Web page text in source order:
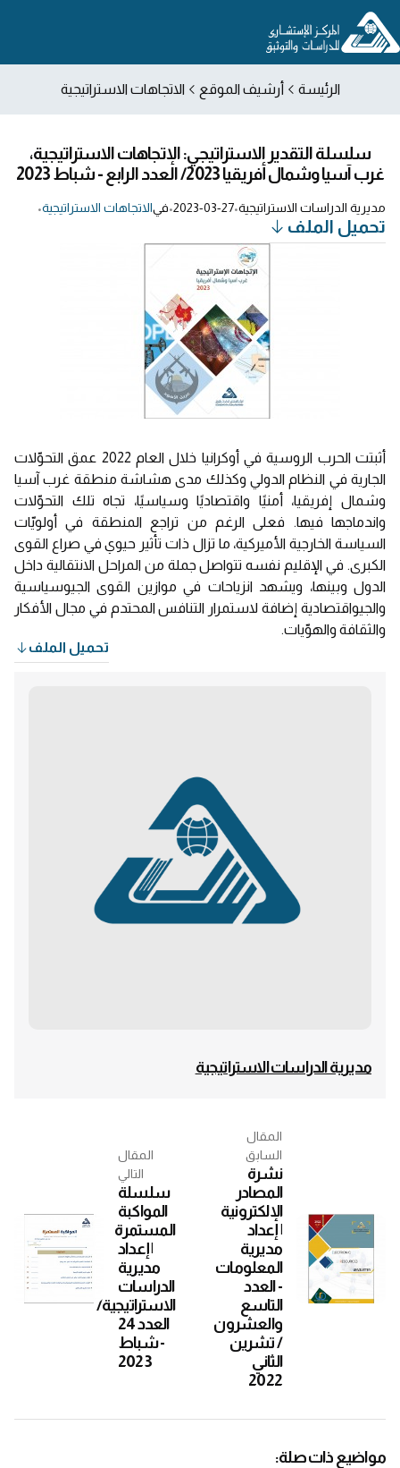
الرئيسة أرشيف الموقع الاتجاهات الاستراتيجية
سلسلة التقدير الاستراتيجي: الإتجاهات الاستراتيجية،
غرب آسيا وشمال أفريقيا 2023/ العدد الرابع - شباط 2023
مديرية الدراسات الاستراتيجية•
2023-03-27
•فيالاتجاهات الاستراتيجية•
تحميل الملف
أثبتت الحرب الروسية في أوكرانيا خلال العام 2022 عمق التحوّلات
الجارية في النظام الدولي وكذلك مدى هشاشة منطقة غرب آسيا
وشمال إفريقيا، أمنيًا واقتصاديًا وسياسيًا، تجاه تلك التحوّلات
واندماجها فيها. فعلى الرغم من تراجع المنطقة في أولويّات
السياسة الخارجية الأميركية، ما تزال ذات تأثير حيوي في صراع القوى
الكبرى. في الإقليم نفسه تتواصل جملة من المراحل الانتقالية داخل
الدول وبينها، ويشهد انزياحات في موازين القوى الجيوسياسية
والجيواقتصادية إضافة لاستمرار التنافس المحتدم في مجال الأفكار
والثقافة والهوّيات.
تحميل الملف
مديرية الدراسات الاستراتيجية
المقال
السابق
نشرة
المصادر
الإلكترونية
| إعداد
مديرية
المعلومات
- العدد
التاسع
والعشرون
/ تشرين
الثاني
2022
المقال
التالي
سلسلة
المواكبة
المستمرة
| إعداد
مديرية
الدراسات
الاستراتيجية/
العدد 24
- شباط
2023
مواضيع ذات صلة: